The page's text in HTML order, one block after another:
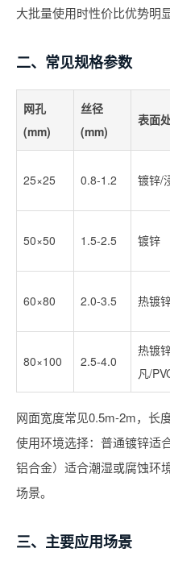
大批量使用时性价比优势明显
二、常见规格参数
网孔
(mm)
丝径
(mm)
表面
25×25 0.8-1.2 镀锌/
50×50 1.5-2.5 镀锌
60×80 2.0-3.5 热镀
80×100 2.5-4.0
热镀
凡/
网面宽度常见0.5m-2m，长
使用环境选择：普通镀锌适
铝合金）适合潮湿或腐蚀环
场景。
三、主要应用场景